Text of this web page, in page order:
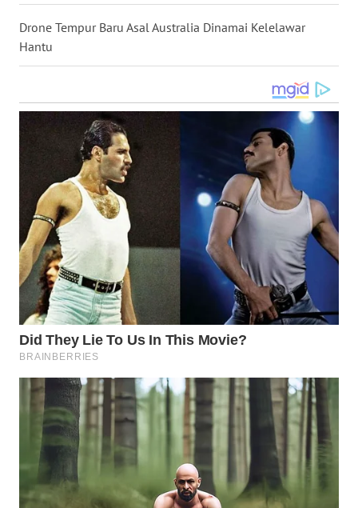
Drone Tempur Baru Asal Australia Dinamai Kelelawar
Hantu
WN
BALI
WN
KALTENG
WN
KALTARA
WN
KALSEL
WN
WN
SULSEL
GORONTALO